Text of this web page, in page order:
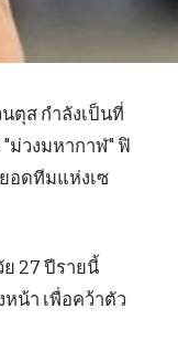
ตุส กำลังเป็นที่
ม่วงมหากาฬ" ฟิ
อดทีมแห่งเซ
27 ปีรายนี้
น้า เพื่อคว้าตัว